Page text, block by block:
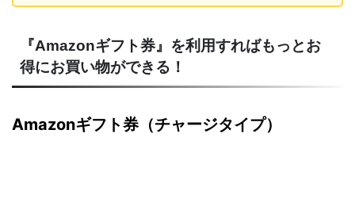
『Amazonギフト券』を利用すればもっとお
得にお買い物ができる！
Amazonギフト券（チャージタイプ）